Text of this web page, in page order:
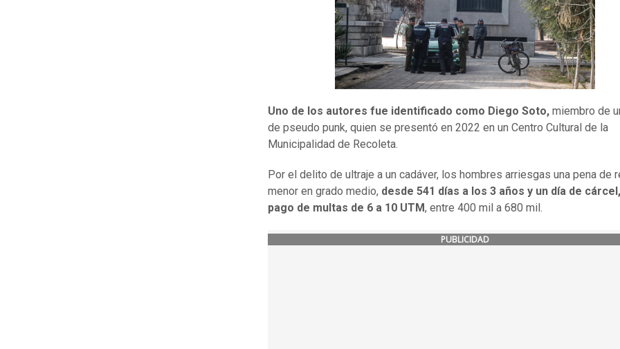
Uno de los autores fue identificado como Diego Soto, miembro de
de pseudo punk, quien se presentó en 2022 en un Centro Cultural de la
Municipalidad de Recoleta.
Por el delito de ultraje a un cadáver, los hombres arriesgas una pena de
menor en grado medio, desde 541 días a los 3 años y un día de
pago de multas de 6 a 10 UTM, entre 400 mil a 680 mil.
PUBLICIDAD